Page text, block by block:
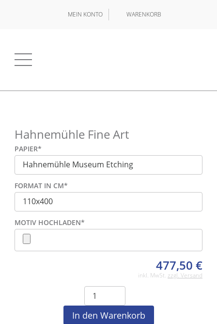
MEIN KONTO WARENKORB
Hahnemühle Fine Art
PAPIER*
FORMAT IN CM*
MOTIV HOCHLADEN*
477,50 €
inkl. MwSt. zzgl. Versand